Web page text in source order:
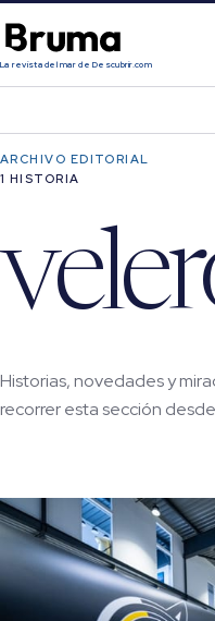
La revista del mar de Descubrir.com
ARCHIVO EDITORIAL
1 HISTORIA
Historias, novedades y
recorrer esta sección